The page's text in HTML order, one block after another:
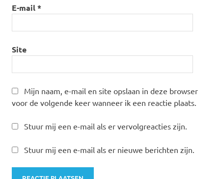
E-mail*
Site
Mijn naam, e-mail en site opslaan in deze browser
voor de volgende keer wanneer ik een reactie plaats.
Stuur mij een e-mail als er vervolgreacties zijn.
Stuur mij een e-mail als er nieuwe berichten zijn.